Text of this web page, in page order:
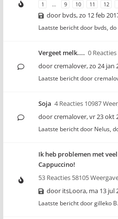
1 … 9 10 11 12
door bvds,zo 12 feb
Laatste bericht door bvds, do
Vergeet melk.... 0
doorcremalover,zo 24 jan
Laatste bericht door
Soja 4 Reacties 10987
doorcremalover,vr 23 okt
Laatste bericht door Nelus,
Ik heb problemen met
Cappuccino!
53 Reacties 58105
door itsLoora, ma 13 jul
Laatste bericht doorgilleko B.